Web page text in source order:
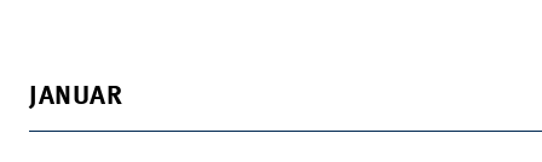
JANUAR